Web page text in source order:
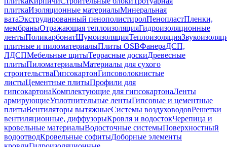
плиткаИзоляционные материалыМинеральная
ватаЭкструдированный пенополистиролПенопластПленки,
мембраныОтражающая теплоизоляцияГидроизоляционные
лентыПоликарбонатШумоизоляцияТеплоизоляция
плитные и пиломатериалыПлиты OSBФанераДСП,
ЛДСПМебельные щитыТеррасные доскиДревесные
плитыПиломатериалыМатериалы для сухого
строительстваГипсокартонГипсоволокнистые
листыЦементные плитыПрофили для
гипсокартонаКомплектующие для гипсокартонаЛенты
армирующиеУплотнительные лентыГипсовые и цементные
плитыВентиляторы вытяжныеСистемы воздуховодовРешетки
вентиляционные, диффузорыКровля и водостокЧерепица и
кровельные материалыВодосточные системыПоверхностный
водоотводКровельные софитыДоборные элементы